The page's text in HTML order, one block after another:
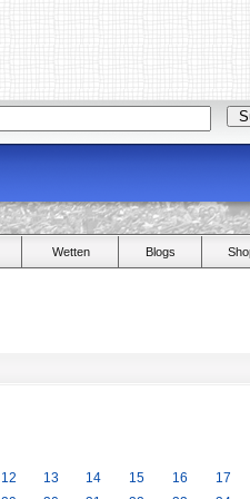
Wetten Blogs
12 13 14 15 16
17